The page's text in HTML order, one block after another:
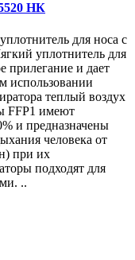
НК
для носа с
уплотнитель для
прилегание и дает
использовании
теплый воздух
FFP1 имеют
и предназначены
человека от
при их
подходят для
..